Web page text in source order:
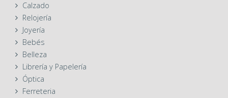
Calzado
Relojería
Joyería
Bebés
Belleza
Librería y Papelería
Óptica
Ferreteria